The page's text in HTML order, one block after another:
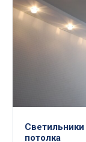
потолка